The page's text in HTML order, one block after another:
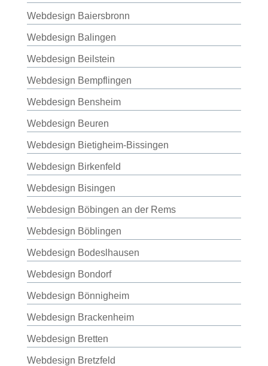
Webdesign Baiersbronn
Webdesign Balingen
Webdesign Beilstein
Webdesign Bempflingen
Webdesign Bensheim
Webdesign Beuren
Webdesign Bietigheim-Bissingen
Webdesign Birkenfeld
Webdesign Bisingen
Webdesign Böbingen an der Rems
Webdesign Böblingen
Webdesign Bodeslhausen
Webdesign Bondorf
Webdesign Bönnigheim
Webdesign Brackenheim
Webdesign Bretten
Webdesign Bretzfeld